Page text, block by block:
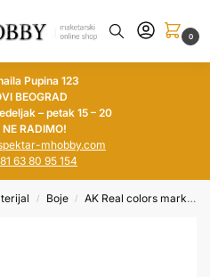
0
Pupina 123
BEOGRAD
– petak 15 – 20
RADIMO!
mhobby.com
63 80 95 154
/ Boje / AK Real colors markers